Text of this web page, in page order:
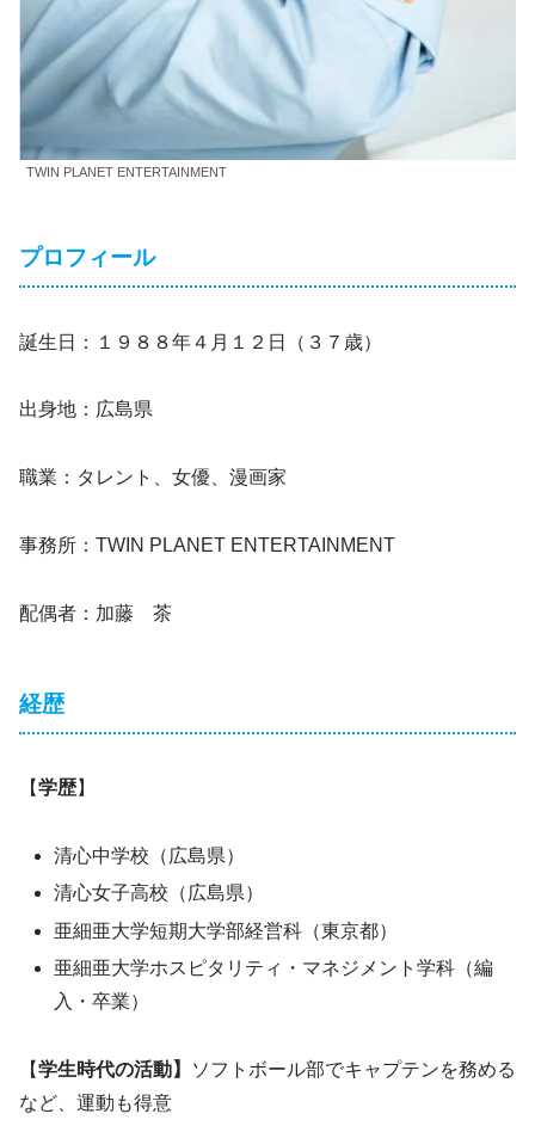
TWIN PLANET ENTERTAINMENT
プロフィール
誕生日：１９８８年４月１２日（３７歳）
出身地：広島県
職業：タレント、女優、漫画家
事務所：TWIN PLANET ENTERTAINMENT
配偶者：加藤 茶
経歴
【学歴】
清心中学校（広島県）
清心女子高校（広島県）
亜細亜大学短期大学部経営科（東京都）
亜細亜大学ホスピタリティ・マネジメント学科（編
入・卒業）
【学生時代の活動】
ソフトボール部でキャプテンを務める
など、運動も得意